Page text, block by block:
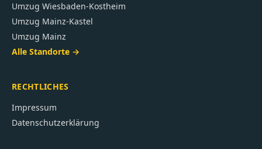
Umzug Wiesbaden-Kostheim
Umzug Mainz-Kastel
Umzug Mainz
Alle Standorte →
RECHTLICHES
Impressum
Datenschutzerklärung